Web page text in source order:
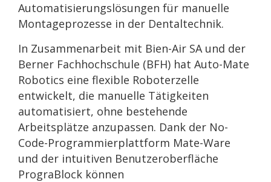
Automatisierungslösungen für manuelle
Montageprozesse in der Dentaltechnik.
In Zusammenarbeit mit Bien-Air SA und der
Berner Fachhochschule (BFH) hat Auto-Mate
Robotics eine flexible Roboterzelle
entwickelt, die manuelle Tätigkeiten
automatisiert, ohne bestehende
Arbeitsplätze anzupassen. Dank der No-
Code-Programmierplattform Mate-Ware
und der intuitiven Benutzeroberfläche
PrograBlock können